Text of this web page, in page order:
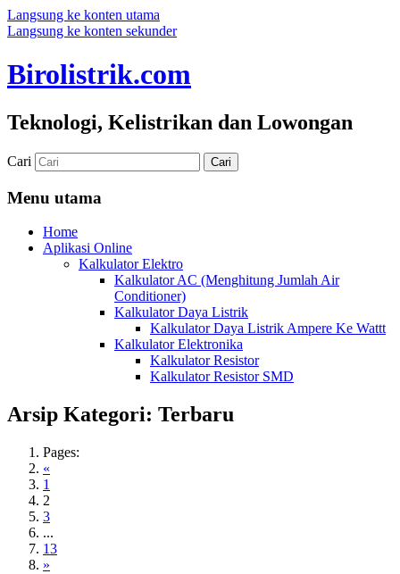
Langsung ke konten utama
Langsung ke konten sekunder
Birolistrik.com
Teknologi, Kelistrikan dan Lowongan
Cari
Menu utama
Home
Aplikasi Online
Kalkulator Elektro
Kalkulator AC (Menghitung Jumlah Air
Conditioner)
Kalkulator Daya Listrik
Kalkulator Daya Listrik Ampere Ke Wattt
Kalkulator Elektronika
Kalkulator Resistor
Kalkulator Resistor SMD
Arsip Kategori: Terbaru
Pages:
«
1
2
3
...
13
»